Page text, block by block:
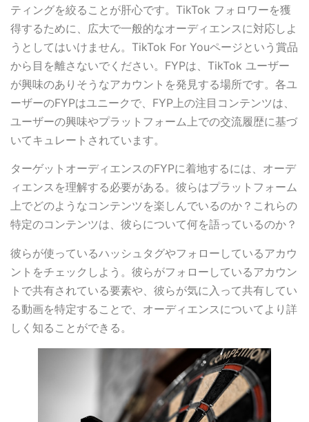
ティングを絞ることが肝心です。TikTok フォロワーを獲
得するために、広大で一般的なオーディエンスに対応しよ
うとしてはいけません。TikTok For Youページという賞品
から目を離さないでください。FYPは、TikTok ユーザー
が興味のありそうなアカウントを発見する場所です。各ユ
ーザーのFYPはユニークで、FYP上の注目コンテンツは、
ユーザーの興味やプラットフォーム上での交流履歴に基づ
いてキュレートされています。
ターゲットオーディエンスのFYPに着地するには、オーデ
ィエンスを理解する必要がある。彼らはプラットフォーム
上でどのようなコンテンツを楽しんでいるのか？これらの
特定のコンテンツは、彼らについて何を語っているのか？
彼らが使っているハッシュタグやフォローしているアカウ
ントをチェックしよう。彼らがフォローしているアカウン
トで共有されている要素や、彼らが気に入って共有してい
る動画を特定することで、オーディエンスについてより詳
しく知ることができる。